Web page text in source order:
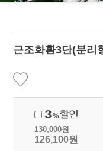
근조화환3단(분리
130,000원
126,100원